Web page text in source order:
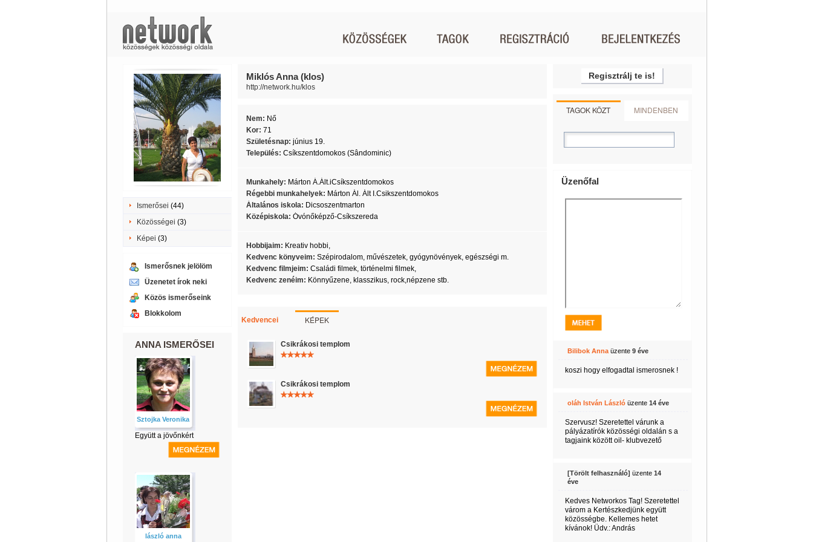
Ismerősei (44)
Közösségei (3)
Képei (3)
Ismerősnek jelölöm
Üzenetet írok neki
Közös ismerőseink
Blokkolom
ANNA ISMERŐSEI
Sztojka Veronika
Együtt a jövőnkért
lászló anna
Miklós Anna (klos)
http://network.hu/klos
Nem: Nő
Kor: 71
Születésnap: június 19.
Település: Csíkszentdomokos (Sândominic)
Munkahely: Márton Á.Ált.iCsíkszentdomokos
Régebbi munkahelyek: Márton Ál. Ált I.Csikszentdomokos
Általános iskola: Dicsoszentmarton
Középiskola: Óvónőképző-Csíkszereda
Hobbijaim: Kreativ hobbi,
Kedvenc könyveim: Szépirodalom, művészetek, gyógynövények, egészségi m.
Kedvenc filmjeim: Családi filmek, történelmi filmek,
Kedvenc zenéim: Könnyűzene, klasszikus, rock,népzene stb.
Kedvencei KÉPEK
Csikrákosi templom
Csikrákosi templom
Regisztrálj te is!
TAGOK KÖZT MINDENBEN
Üzenőfal
Bilibok Annaüzente 9 éve
koszi hogy elfogadtal ismerosnek !
oláh István Lászlóüzente 14 éve
Szervusz! Szeretettel várunk a
pályázatírók közösségi oldalán s a
tagjaink között oil- klubvezető
[Törölt felhasználó] üzente 14
éve
Kedves Networkos Tag! Szeretettel
várom a Kertészkedjünk együtt
közösségbe. Kellemes hetet
kívánok! Üdv.: András